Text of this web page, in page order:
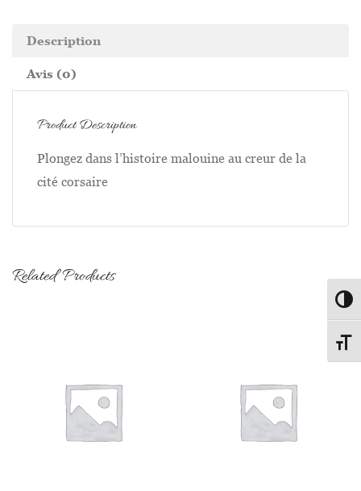
Description
Avis (0)
Product Description
Plongez dans l’histoire malouine au creur de la
cité corsaire
Related Products